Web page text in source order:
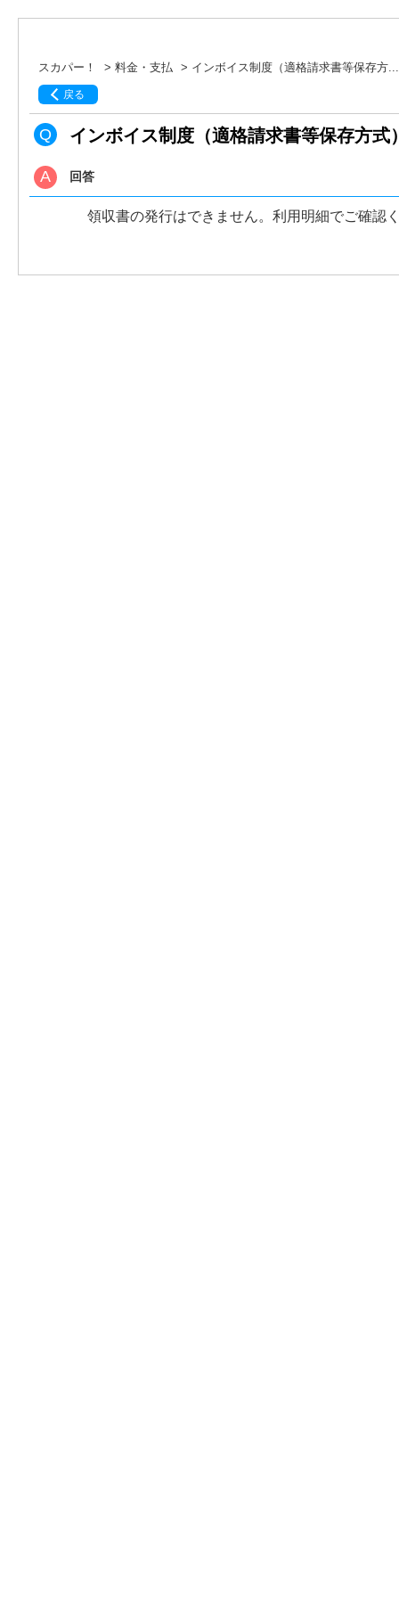
スカパー！ > 料金・支払 > インボイス制度（適格請求書等保存方...
戻る
インボイス制度（適格請求書等保存方
回答
領収書の発行はできません。利用明細でご確認